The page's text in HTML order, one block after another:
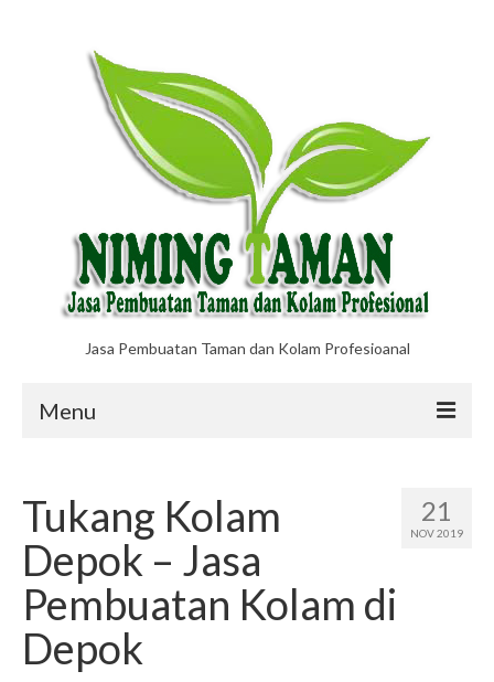
Jasa Pembuatan Taman dan Kolam Profesioanal
Menu
Kontak Bisnis
Niming Taman Gallery
Layanan kami
21
NOV 2019
Tukang Kolam
Depok – Jasa
Pembuatan Kolam di
Depok